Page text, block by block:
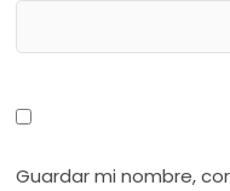
Guardar mi nombre,